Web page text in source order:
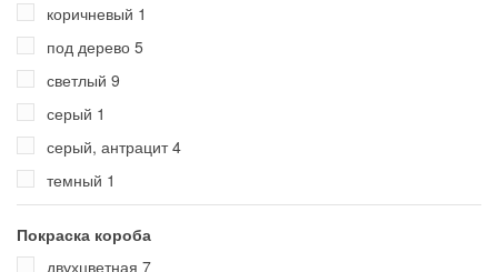
коричневый 1
под дерево 5
светлый 9
серый 1
серый, антрацит 4
темный 1
Покраска короба
двухцветная 7